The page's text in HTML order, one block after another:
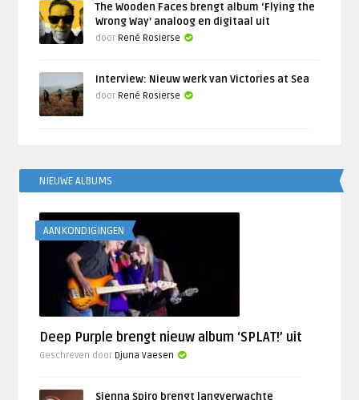
The Wooden Faces brengt album ‘Flying the
Wrong Way’ analoog en digitaal uit
door René Rosierse
Interview: Nieuw werk van Victories at Sea
door René Rosierse
NIEUWE ALBUMS
AANKONDIGINGEN
Deep Purple brengt nieuw album ‘SPLAT!’ uit
Geschreven door Djuna Vaesen
Sienna Spiro brengt langverwachte